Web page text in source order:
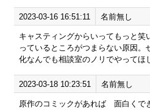
2023-03-16 16:51:11 名前無し
キャスティングからいってもっと笑
っているところがつまらない原因
化なんでも相談室のノリでやってほ
2023-03-18 10:23:51 名前無し
原作のコミックがあれば 面白くで